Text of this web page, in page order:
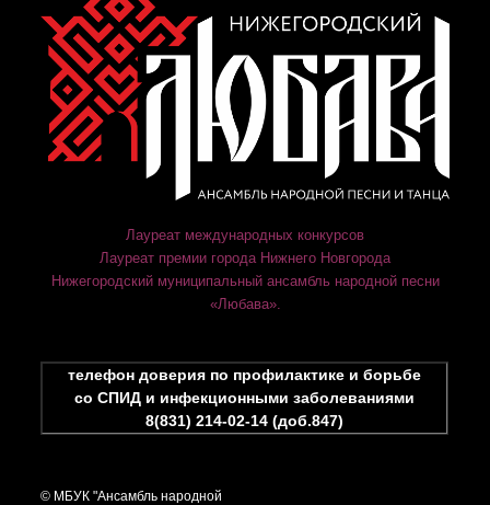
Лауреат международных конкурсов
Лауреат премии города Нижнего Новгорода
Нижегородский муниципальный ансамбль народной песни
«Любава».
телефон доверия по профилактике и борьбе
со СПИД и инфекционными заболеваниями
8(831) 214-02-14 (доб.847)
© МБУК "Ансамбль народной